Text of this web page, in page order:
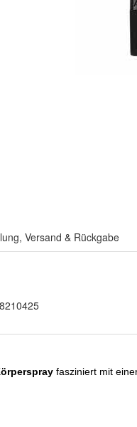
Versand & Rückgabe